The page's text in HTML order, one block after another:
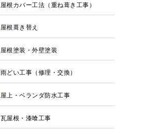
屋根カバー工法（重ね葺き工事）
屋根葺き替え
屋根塗装・外壁塗装
雨どい工事（修理・交換）
屋上・ベランダ防水工事
瓦屋根・漆喰工事